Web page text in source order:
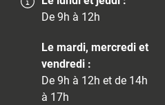
De 9h à 12h
Le mardi, mercredi et
vendredi :
De 9h à 12h et de 14h
à 17h